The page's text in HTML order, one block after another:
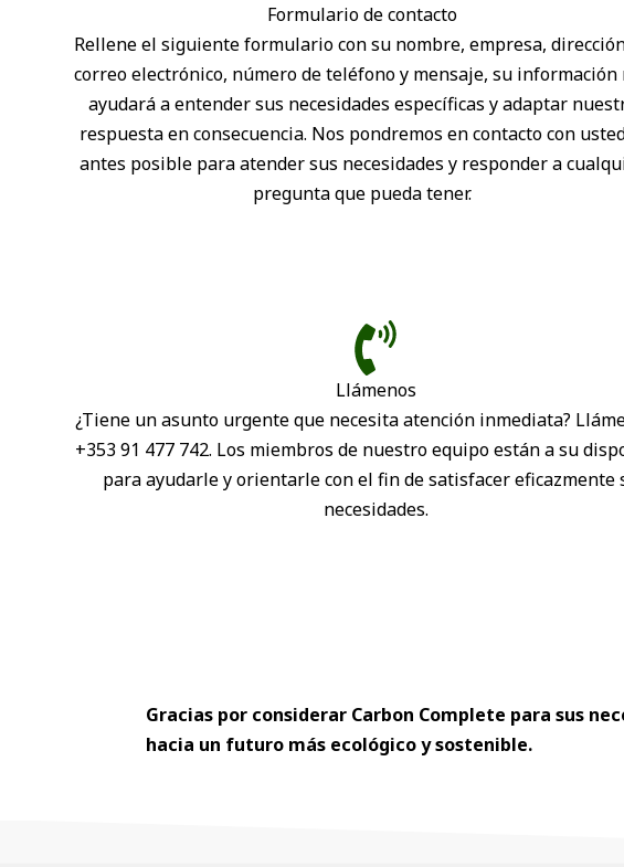
Formulario de contacto
Rellene el siguiente formulario con su nombre, empresa,
correo electrónico, número de teléfono y mensaje, su información
ayudará a entender sus necesidades específicas y adaptar
respuesta en consecuencia. Nos pondremos en contacto con
antes posible para atender sus necesidades y responder a
pregunta que pueda tener.
Llámenos
¿Tiene un asunto urgente que necesita atención inmediata?
+353 91 477 742. Los miembros de nuestro equipo están a su
para ayudarle y orientarle con el fin de satisfacer eficazmente
necesidades.
Gracias por considerar Carbon Complete para sus
hacia un futuro más ecológico y sostenible.